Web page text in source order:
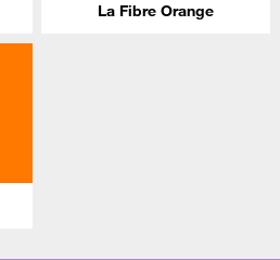
La Fibre Orange